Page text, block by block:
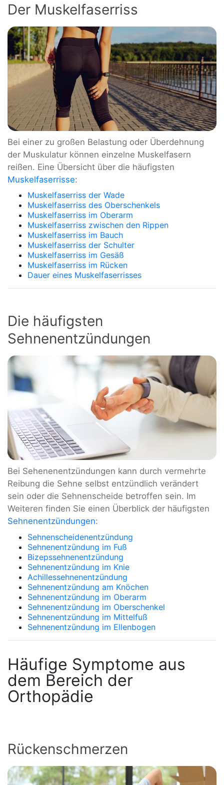
Der Muskelfaserriss
Bei einer zu großen Belastung oder Überdehnung
der Muskulatur können einzelne Muskelfasern
reißen. Eine Übersicht über die häufigsten
Muskelfaserrisse:
Muskelfaserriss der Wade
Muskelfaserriss des Oberschenkels
Muskelfaserriss im Oberarm
Muskelfaserriss zwischen den Rippen
Muskelfaserriss im Bauch
Muskelfaserriss der Schulter
Muskelfaserriss im Gesäß
Muskelfaserriss im Rücken
Dauer eines Muskelfaserrisses
Die häufigsten
Sehnenentzündungen
Bei Sehenenentzündungen kann durch vermehrte
Reibung die Sehne selbst entzündlich verändert
sein oder die Sehnenscheide betroffen sein. Im
Weiteren finden Sie einen Überblick der häufigsten
Sehnenentzündungen:
Sehnenscheidenentzündung
Sehnenentzündung im Fuß
Bizepssehnenentzündung
Sehnenentzündung im Knie
Achillessehnenentzündung
Sehnenentzündung am Knöchen
Sehnenentzündung im Oberarm
Sehnenentzündung im Oberschenkel
Sehnenentzündung im Mittelfuß
Sehnenentzündung im Ellenbogen
Häufige Symptome aus
dem Bereich der
Orthopädie
Rückenschmerzen